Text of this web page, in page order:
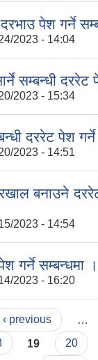
पेश गर्ने
2023 - 14:04
सम्बन्धी
2023 - 15:34
दररेट पेश
2023 - 14:51
बनाउने
2023 - 14:54
गर्ने सम्बन्धमा ।
2023 - 16:20
‹ previous
19 20